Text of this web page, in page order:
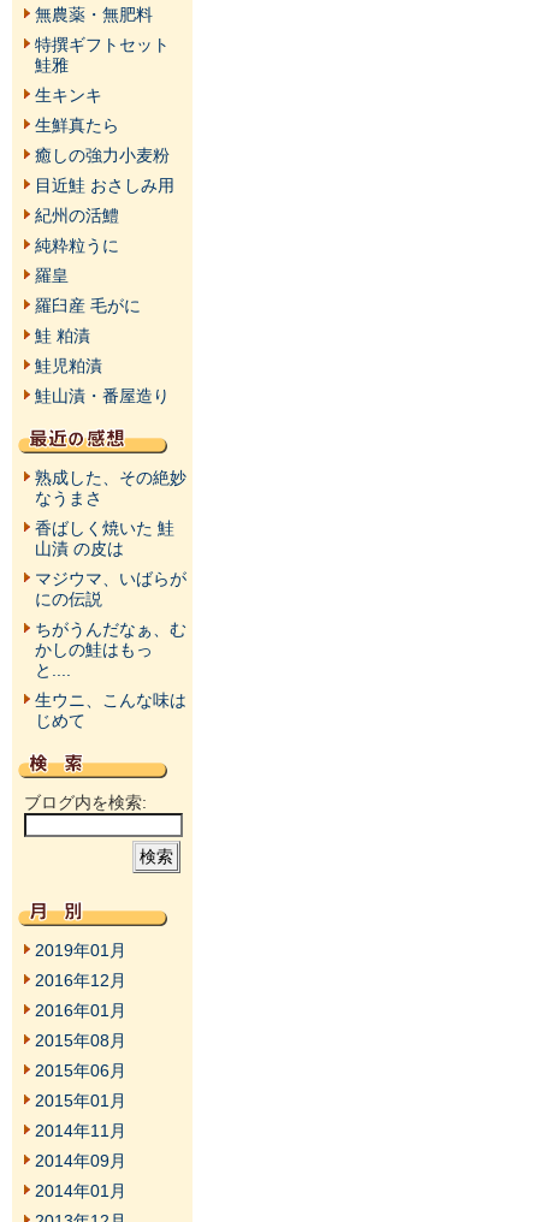
無農薬・無肥料
特撰ギフトセット
鮭雅
生キンキ
生鮮真たら
癒しの強力小麦粉
目近鮭 おさしみ用
紀州の活鱧
純粋粒うに
羅皇
羅臼産 毛がに
鮭 粕漬
鮭児粕漬
鮭山漬・番屋造り
熟成した、その絶妙
なうまさ
香ばしく焼いた 鮭
山漬 の皮は
マジウマ、いばらが
にの伝説
ちがうんだなぁ、む
かしの鮭はもっ
と....
生ウニ、こんな味は
じめて
ブログ内を検索:
2019年01月
2016年12月
2016年01月
2015年08月
2015年06月
2015年01月
2014年11月
2014年09月
2014年01月